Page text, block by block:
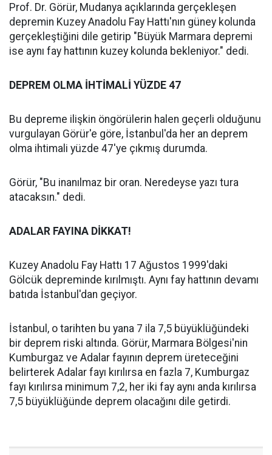
Prof. Dr. Görür, Mudanya açıklarında gerçekleşen
depremin Kuzey Anadolu Fay Hattı'nın güney kolunda
gerçekleştiğini dile getirip "Büyük Marmara depremi
ise aynı fay hattının kuzey kolunda bekleniyor." dedi.
DEPREM OLMA İHTİMALİ YÜZDE 47
Bu depreme ilişkin öngörülerin halen geçerli olduğunu
vurgulayan Görür'e göre, İstanbul'da her an deprem
olma ihtimali yüzde 47'ye çıkmış durumda.
Görür, "Bu inanılmaz bir oran. Neredeyse yazı tura
atacaksın." dedi.
ADALAR FAYINA DİKKAT!
Kuzey Anadolu Fay Hattı 17 Ağustos 1999'daki
Gölcük depreminde kırılmıştı. Aynı fay hattının devamı
batıda İstanbul'dan geçiyor.
İstanbul, o tarihten bu yana 7 ila 7,5 büyüklüğündeki
bir deprem riski altında. Görür, Marmara Bölgesi'nin
Kumburgaz ve Adalar fayının deprem üreteceğini
belirterek Adalar fayı kırılırsa en fazla 7, Kumburgaz
fayı kırılırsa minimum 7,2, her iki fay aynı anda kırılırsa
7,5 büyüklüğünde deprem olacağını dile getirdi.